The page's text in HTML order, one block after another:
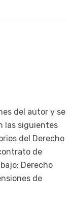
del autor y se
las siguientes
del Derecho
de
Derecho
de